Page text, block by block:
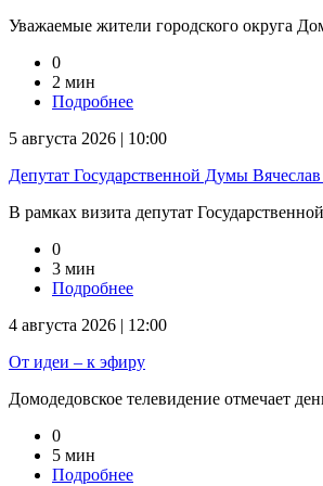
Уважаемые жители городского округа
0
2 мин
Подробнее
5 августа 2026 | 10:00
Депутат Государственной Думы
В рамках визита депутат
0
3 мин
Подробнее
4 августа 2026 | 12:00
От идеи – к эфиру
Домодедовское телевидение отмечает
0
5 мин
Подробнее